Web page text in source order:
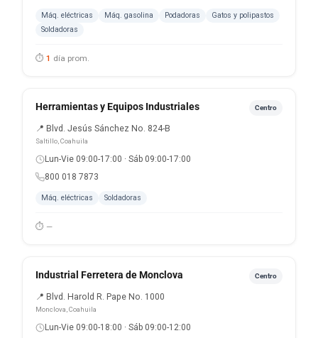
Máq. eléctricas Máq. gasolina Podadoras
Gatos y polipastos
Soldadoras
⏱ 1 día prom.
Herramientas y Equipos Industriales Centro
📍 Blvd. Jesús Sánchez No. 824-B
Saltillo, Coahuila
Lun-Vie 09:00-17:00 · Sáb 09:00-17:00
800 018 7873
Máq. eléctricas Soldadoras
⏱ —
Industrial Ferretera de Monclova Centro
📍 Blvd. Harold R. Pape No. 1000
Monclova, Coahuila
Lun-Vie 09:00-18:00 · Sáb 09:00-12:00